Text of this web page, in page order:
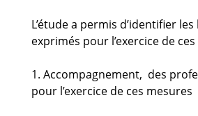
L’étude a permis d’identifier
exprimés pour l’exercice de
1. Accompagnement, des
pour l’exercice de ces mesures